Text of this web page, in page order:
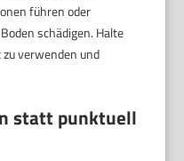
führen oder
schädigen. Halte
verwenden und
statt punktuell